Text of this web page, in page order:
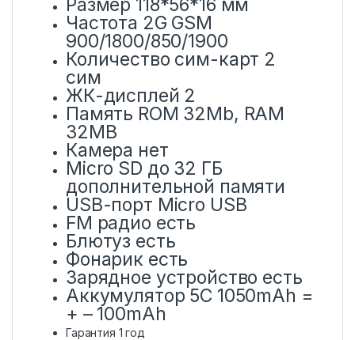
Размер 118*56*16 мм
Частота 2G GSM
900/1800/850/1900
Количество сим-карт 2
сим
ЖК-дисплей 2
Память ROM 32Mb, RAM
32MB
Камера нет
Micro SD до 32 ГБ
дополнительной памяти
USB-порт Micro USB
FM радио есть
Блютуз есть
Фонарик есть
Зарядное устройство есть
Аккумулятор 5C 1050mAh =
+ – 100mAh
Гарантия 1 год